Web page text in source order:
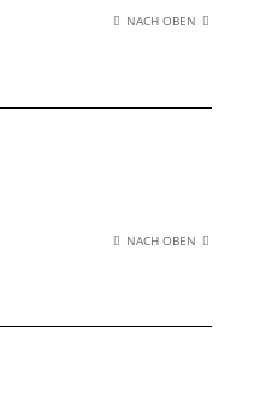
NACH OBEN
NACH OBEN